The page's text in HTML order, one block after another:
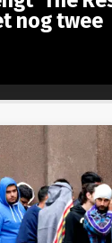
nog twee